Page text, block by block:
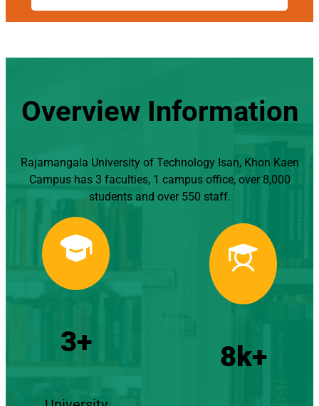
Overview Information
Rajamangala University of Technology Isan, Khon Kaen
Campus has 3 faculties, 1 campus office, over 8,000
students and over 550 staff.
3+ 8k+